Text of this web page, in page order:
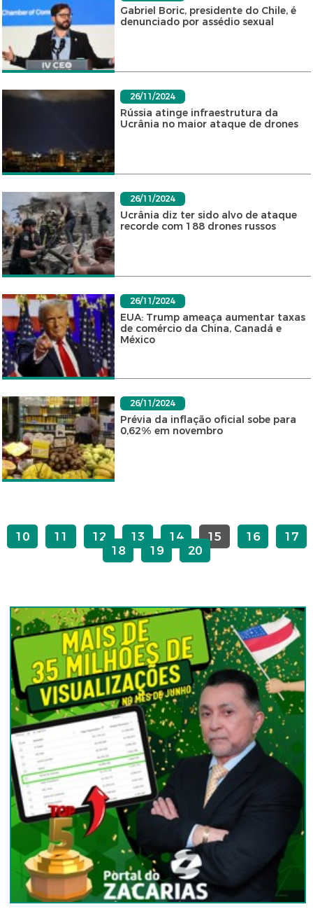
Gabriel Boric, presidente do Chile, é
denunciado por assédio sexual
26/11/2024
Rússia atinge infraestrutura da
Ucrânia no maior ataque de drones
26/11/2024
Ucrânia diz ter sido alvo de ataque
recorde com 188 drones russos
26/11/2024
EUA: Trump ameaça aumentar taxas
de comércio da China, Canadá e
México
26/11/2024
Prévia da inflação oficial sobe para
0,62% em novembro
10 11 12 13 14 15 16
17
18
19 20